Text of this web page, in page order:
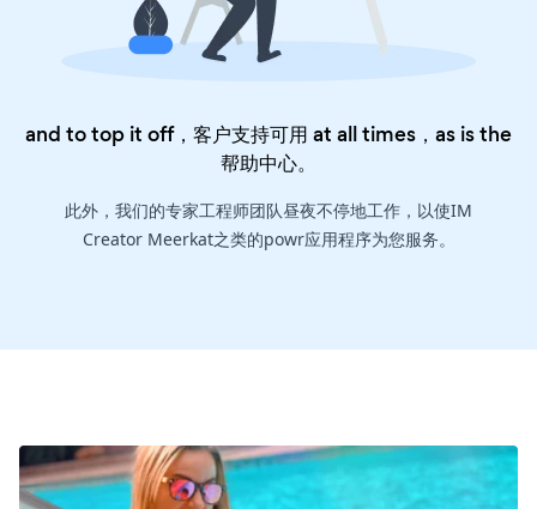
and to top it off，客户支持可用 at all times，as is the
帮助中心。
此外，我们的专家工程师团队昼夜不停地工作，以使IM
Creator Meerkat之类的powr应用程序为您服务。